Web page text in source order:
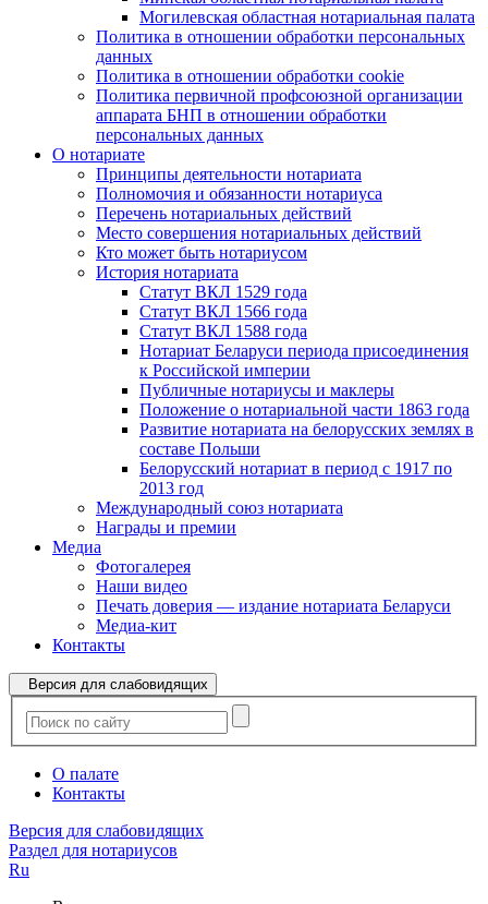
Могилевская областная нотариальная палата
Политика в отношении обработки персональных
данных
Политика в отношении обработки cookie
Политика первичной профсоюзной организации
аппарата БНП в отношении обработки
персональных данных
О нотариате
Принципы деятельности нотариата
Полномочия и обязанности нотариуса
Перечень нотариальных действий
Место совершения нотариальных действий
Кто может быть нотариусом
История нотариата
Статут ВКЛ 1529 года
Статут ВКЛ 1566 года
Статут ВКЛ 1588 года
Нотариат Беларуси периода присоединения
к Российской империи
Публичные нотариусы и маклеры
Положение о нотариальной части 1863 года
Развитие нотариата на белорусских землях в
составе Польши
Белорусский нотариат в период с 1917 по
2013 год
Международный союз нотариата
Награды и премии
Медиа
Фотогалерея
Наши видео
Печать доверия — издание нотариата Беларуси
Медиа-кит
Контакты
Версия для слабовидящих
О палате
Контакты
Версия для слабовидящих
Раздел для нотариусов
Ru